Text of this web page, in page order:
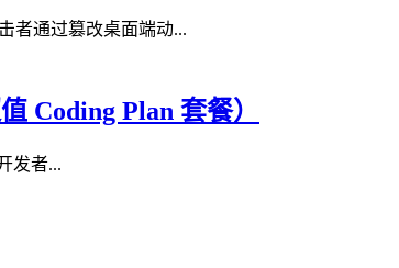
者通过篡改桌面端动...
Coding Plan 套餐）
发者...